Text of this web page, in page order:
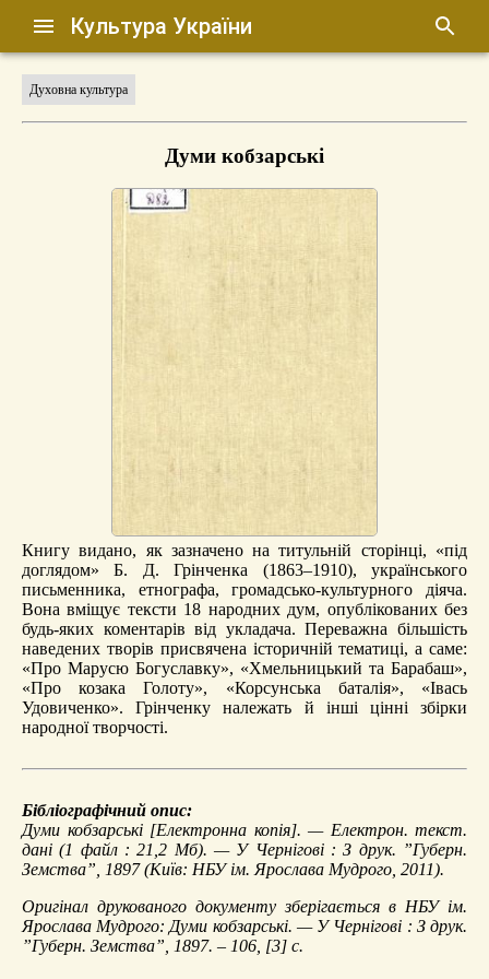
Культура України
Духовна культура
Думи кобзарські
Книгу видано, як зазначено на титульній сторінці, «під
доглядом» Б. Д. Грінченка (1863–1910), українського
письменника, етнографа, громадсько-культурного діяча.
Вона вміщує тексти 18 народних дум, опублікованих без
будь-яких коментарів від укладача. Переважна більшість
наведених творів присвячена історичній тематиці, а саме:
«Про Марусю Богуславку», «Хмельницький та Барабаш»,
«Про козака Голоту», «Корсунська баталія», «Івась
Удовиченко». Грінченку належать й інші цінні збірки
народної творчості.
Бібліографічний опис:
Думи кобзарські[Електронна копія]. — Електрон. текст.
дані (1 файл : 21,2 Мб). — У Чернігові : З друк. ”Губерн.
Земства”, 1897 (Київ: НБУ ім. Ярослава Мудрого, 2011).
Оригінал друкованого документу зберігається в НБУ ім.
Ярослава Мудрого: Думи кобзарські. — У Чернігові : З друк.
”Губерн. Земства”, 1897. – 106, [3] с.